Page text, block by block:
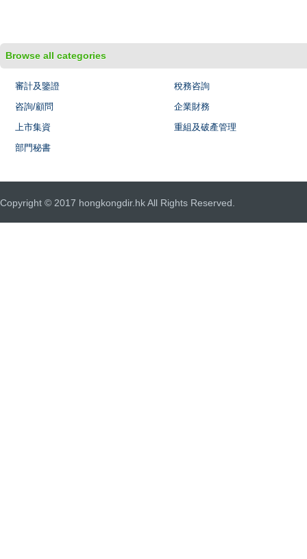
Browse all categories
審計及鑒證
稅務咨詢
咨詢/顧問
企業財務
上市集資
重組及破產管理
部門秘書
Copyright © 2017 hongkongdir.hk All Rights Reserved.